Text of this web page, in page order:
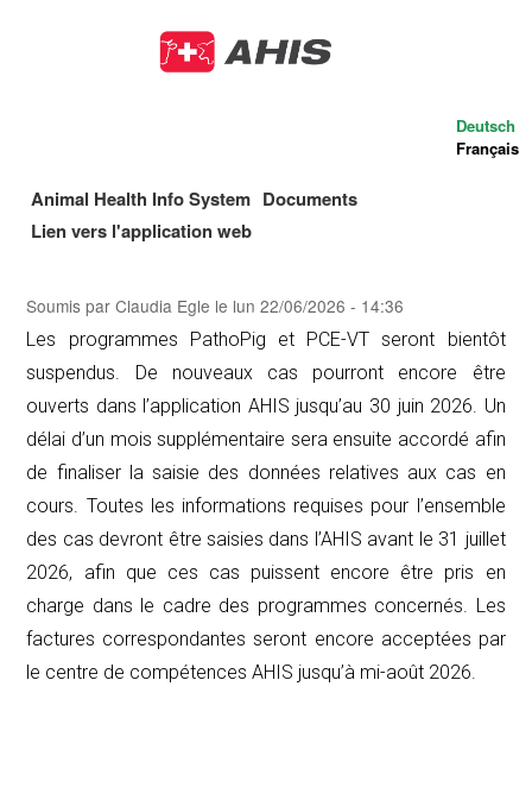
au
Deutsch
Français
Main
navigation
Animal Health Info System Documents
Lien vers l'application web
Soumis parClaudia Egle le lun 22/06/2026 - 14:36
Les programmes PathoPig et PCE-VT seront bientôt
suspendus. De nouveaux cas pourront encore être
ouverts dans l’application AHIS jusqu’au 30 juin 2026. Un
délai d’un mois supplémentaire sera ensuite accordé afin
de finaliser la saisie des données relatives aux cas en
cours. Toutes les informations requises pour l’ensemble
des cas devront être saisies dans l’AHIS avant le 31 juillet
2026, afin que ces cas puissent encore être pris en
charge dans le cadre des programmes concernés. Les
factures correspondantes seront encore acceptées par
le centre de compétences AHIS jusqu’à mi-août 2026.